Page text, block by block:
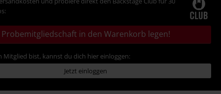
Probemitgliedschaft in den Warenkorb legen!
Mitglied bist, kannst du dich hier einloggen:
Jetzt einloggen